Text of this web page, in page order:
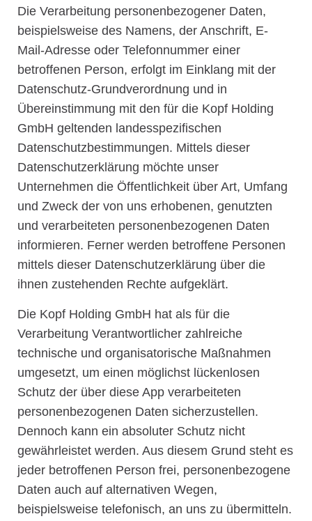
Die Verarbeitung personenbezogener Daten,
beispielsweise des Namens, der Anschrift, E-
Mail-Adresse oder Telefonnummer einer
betroffenen Person, erfolgt im Einklang mit der
Datenschutz-Grundverordnung und in
Übereinstimmung mit den für die Kopf Holding
GmbH geltenden landesspezifischen
Datenschutzbestimmungen. Mittels dieser
Datenschutzerklärung möchte unser
Unternehmen die Öffentlichkeit über Art, Umfang
und Zweck der von uns erhobenen, genutzten
und verarbeiteten personenbezogenen Daten
informieren. Ferner werden betroffene Personen
mittels dieser Datenschutzerklärung über die
ihnen zustehenden Rechte aufgeklärt.
Die Kopf Holding GmbH hat als für die
Verarbeitung Verantwortlicher zahlreiche
technische und organisatorische Maßnahmen
umgesetzt, um einen möglichst lückenlosen
Schutz der über diese App verarbeiteten
personenbezogenen Daten sicherzustellen.
Dennoch kann ein absoluter Schutz nicht
gewährleistet werden. Aus diesem Grund steht es
jeder betroffenen Person frei, personenbezogene
Daten auch auf alternativen Wegen,
beispielsweise telefonisch, an uns zu übermitteln.